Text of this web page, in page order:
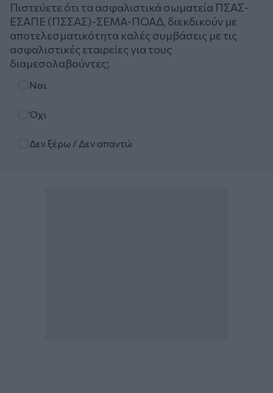
Πιστεύετε ότι τα ασφαλιστικά σωματεία ΠΣΑΣ-
ΕΣΑΠΕ (ΠΣΣΑΣ)-ΣΕΜΑ-ΠΟΑΔ, διεκδικούν με
αποτελεσματικότητα καλές συμβάσεις με τις
ασφαλιστικές εταιρείες για τους
διαμεσολαβούντες;
Ναι
Όχι
Δεν ξέρω / Δεν απαντώ